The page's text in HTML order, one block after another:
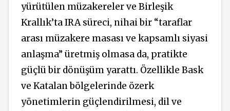
yürütülen müzakereler ve Birleşik
Krallık’ta IRA süreci, nihai bir “taraflar
arası müzakere masası ve kapsamlı siyasi
anlaşma” üretmiş olmasa da, pratikte
güçlü bir dönüşüm yarattı. Özellikle Bask
ve Katalan bölgelerinde özerk
yönetimlerin güçlendirilmesi, dil ve